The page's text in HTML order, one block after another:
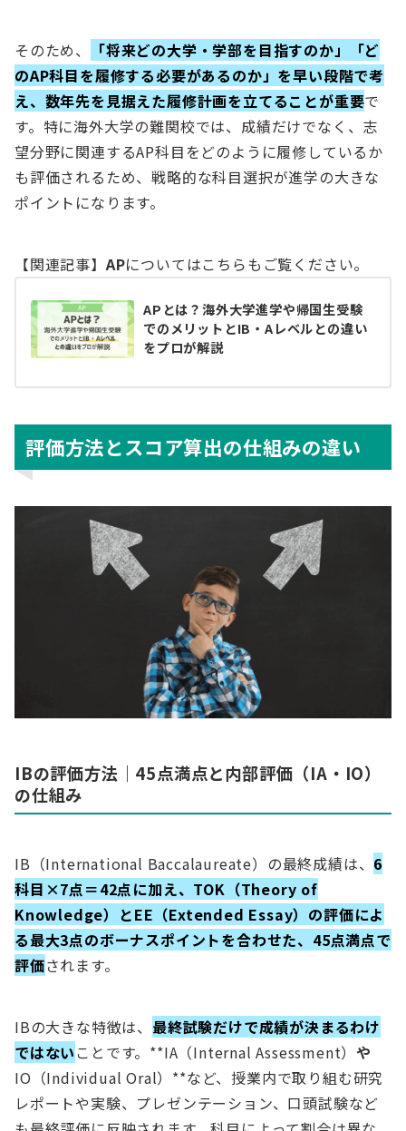
そのため、
「将来どの大学・学部を目指すのか」「ど
のAP科目を履修する必要があるのか」を早い段階で考
え、数年先を見据えた履修計画を立てることが重要で
す。特に海外大学の難関校では、成績だけでなく、志
望分野に関連するAP科目をどのように履修しているか
も評価されるため、戦略的な科目選択が進学の大きな
ポイントになります。
【関連記事】APについてはこちらもご覧ください。
APとは？海外大学進学や帰国生受験
でのメリットとIB・Aレベルとの違い
をプロが解説
評価方法とスコア算出の仕組みの違い
IBの評価方法｜45点満点と内部評価（IA・IO）
の仕組み
IB（International Baccalaureate）の最終成績は、 6
科目×7点＝42点に加え、TOK（Theory of
Knowledge）とEE（Extended Essay）の評価によ
る最大3点のボーナスポイントを合わせた、45点満点で
評価されます。
IBの大きな特徴は、 最終試験だけで成績が決まるわけ
ではない ことです。**IA（Internal Assessment） や
IO（Individual Oral）**など、授業内で取り組む研究
レポートや実験、プレゼンテーション、口頭試験など